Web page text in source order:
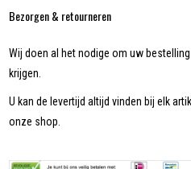
Bezorgen & retourneren
Wij doen al het nodige om uw
krijgen.
U kan de levertijd altijd vinden bij elk
onze shop.